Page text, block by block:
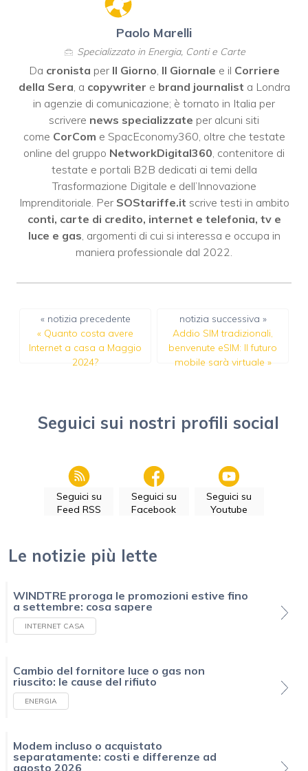
Paolo Marelli
Specializzato in Energia, Conti e Carte
Da cronista per Il Giorno, Il Giornale e il Corriere
della Sera, a copywriter e brand journalist a Londra
in agenzie di comunicazione; è tornato in Italia per
scrivere news specializzate per alcuni siti
come CorCom e SpacEconomy360, oltre che testate
online del gruppo NetworkDigital360, contenitore di
testate e portali B2B dedicati ai temi della
Trasformazione Digitale e dell’Innovazione
Imprenditoriale. Per SOStariffe.it scrive testi in ambito
conti, carte di credito, internet e telefonia, tv e
luce e gas, argomenti di cui si interessa e occupa in
maniera professionale dal 2022.
« notizia precedente
« Quanto costa avere
Internet a casa a Maggio
2024?
notizia successiva »
Addio SIM tradizionali,
benvenute eSIM: Il futuro
mobile sarà virtuale »
Seguici sui nostri profili social
Seguici su
Feed RSS
Seguici su
Facebook
Seguici su
Youtube
Le notizie più lette
WINDTRE proroga le promozioni estive fino
a settembre: cosa sapere
INTERNET CASA
Cambio del fornitore luce o gas non
riuscito: le cause del rifiuto
ENERGIA
Modem incluso o acquistato
separatamente: costi e differenze ad
agosto 2026